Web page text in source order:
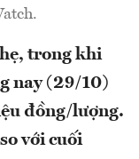
trong khi
nay (29/10)
đồng/lượng.
với cuối